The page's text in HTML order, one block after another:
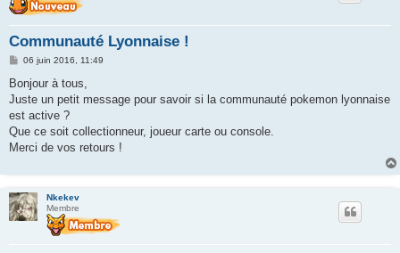
Communauté Lyonnaise !
M
s
a
g
06 juin 2016, 11:49
Bonjour à tous,
Juste un petit message pour savoir si la communauté pokemon lyonnaise
est active ?
Que ce soit collectionneur, joueur carte ou console.
Merci de vos retours !
Nkekev
Membre